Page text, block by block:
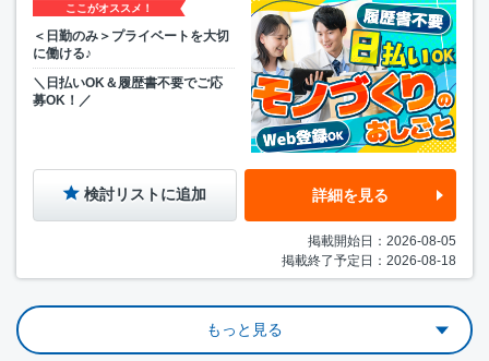
ここがオススメ！
＜日勤のみ＞プライベートを大切
に働ける♪
＼日払いOK＆履歴書不要でご応
募OK！／
検討リストに追加 詳細を見る
掲載開始日：2026-08-05
掲載終了予定日：2026-08-18
もっと見る